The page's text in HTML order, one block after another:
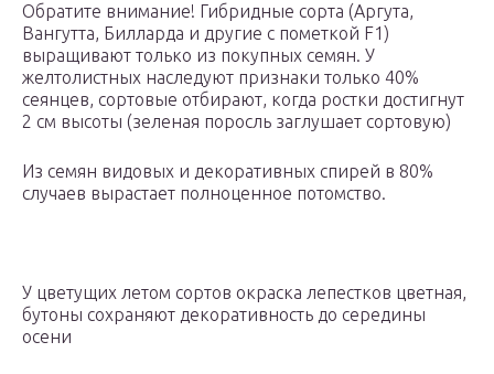
Обратите внимание! Гибридные сорта (Аргута,
Вангутта, Билларда и другие с пометкой F1)
выращивают только из покупных семян. У
желтолистных наследуют признаки только 40%
сеянцев, сортовые отбирают, когда ростки достигнут
2 см высоты (зеленая поросль заглушает сортовую)
Из семян видовых и декоративных спирей в 80%
случаев вырастает полноценное потомство.
У цветущих летом сортов окраска лепестков цветная,
бутоны сохраняют декоративность до середины
осени